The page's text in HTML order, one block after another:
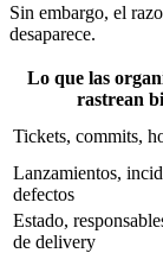
Sin embargo, el
desaparece.
Lo que las
rastrean
Tickets, commits,
Lanzamientos,
defectos
Estado,
de delivery